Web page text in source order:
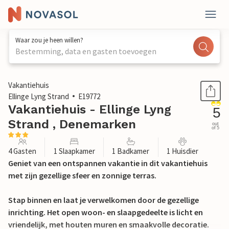
Waar zou je heen willen?
Bestemming, data en gasten toevoegen
1 / 13
Vakantiehuis
Ellinge Lyng Strand
E19772
Vakantiehuis - Ellinge Lyng
Strand , Denemarken
5
out
of 5
4 Gasten 1 Slaapkamer 1 Badkamer 1 Huisdier
Geniet van een ontspannen vakantie in dit vakantiehuis
met zijn gezellige sfeer en zonnige terras.
Stap binnen en laat je verwelkomen door de gezellige
inrichting. Het open woon- en slaapgedeelte is licht en
vriendelijk, met houten muren en smaakvolle decoratie.